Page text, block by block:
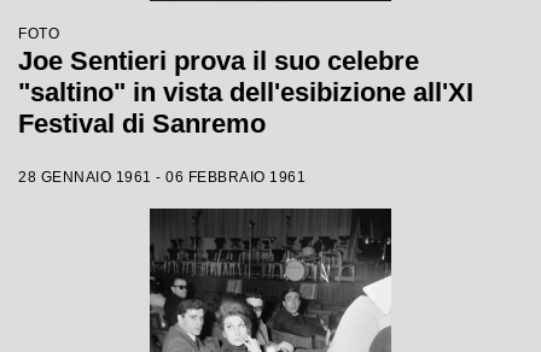
FOTO
Joe Sentieri prova il suo celebre
"saltino" in vista dell'esibizione all'XI
Festival di Sanremo
28 GENNAIO 1961 - 06 FEBBRAIO 1961